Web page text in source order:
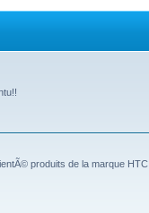
produits de la marque HTC